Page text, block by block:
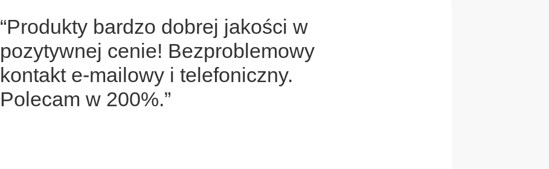
“Produkty bardzo dobrej jakości w
pozytywnej cenie! Bezproblemowy
kontakt e-mailowy i telefoniczny.
Polecam w 200%.”